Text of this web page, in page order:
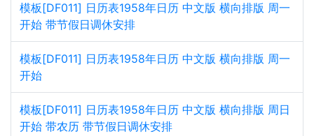
模板[DF011] 日历表1958年日历 中文版 横向排版 周一
开始 带节假日调休安排
模板[DF011] 日历表1958年日历 中文版 横向排版 周一
开始
模板[DF011] 日历表1958年日历 中文版 横向排版 周日
开始 带农历 带节假日调休安排